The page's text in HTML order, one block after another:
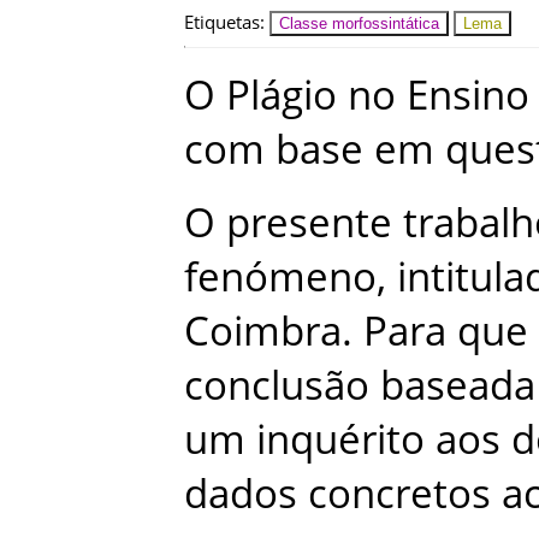
Etiquetas: Classe morfossintática Lema
O Plágio no Ensino
com base em
O presente
fenómeno,
Coimbra. Para que
conclusão baseada
um inquérito aos
dados concretos